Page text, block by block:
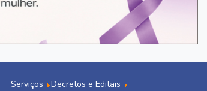
Serviços
Decretos e Editais